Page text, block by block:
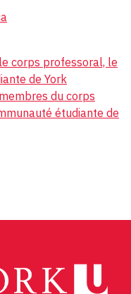
corps professoral, le
de York
du corps
étudiante de